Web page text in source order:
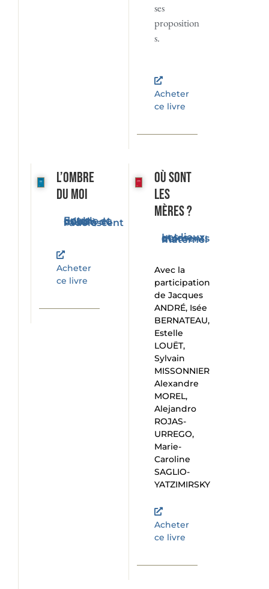
ses
proposition
s.
Acheter
ce livre
L’ombre
du moi
Entre double et miroir, du bébé à l'adolescent
Acheter
ce livre
Où sont
les
mères ?
Les lieux et les moments du maternel
Avec la
participation
de Jacques
ANDRÉ, Isée
BERNATEAU,
Estelle
LOUËT,
Sylvain
MISSONNIER
Alexandre
MOREL,
Alejandro
ROJAS-
URREGO,
Marie-
Caroline
SAGLIO-
YATZIMIRSKY
Acheter
ce livre